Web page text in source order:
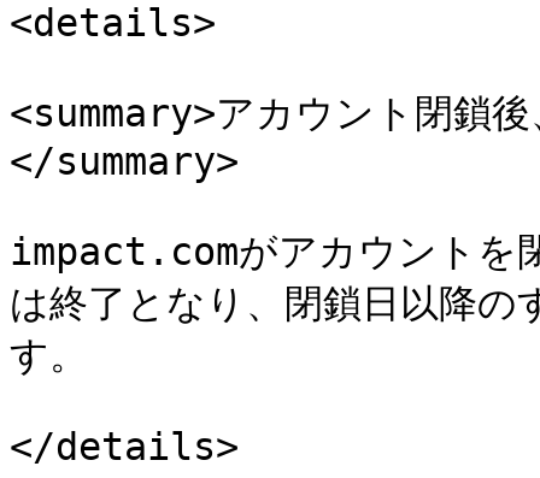
<details>
<summary>アカウント閉鎖
</summary>
impact.comがアカウントを
は終了となり、閉鎖日以降
す。
</details>